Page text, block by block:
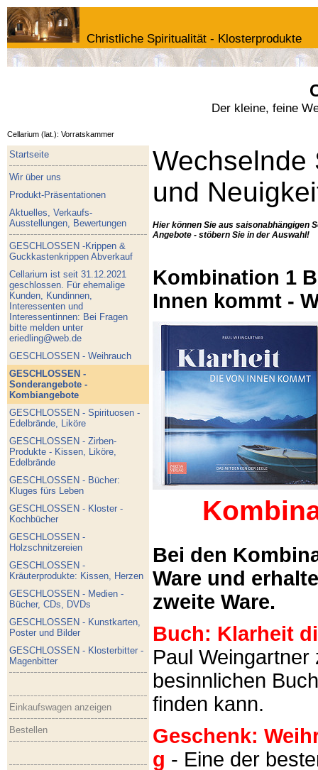
Christliche Spiritualität - Klosterprodukte
Der kleine, feine
Cellarium (lat.): Vorratskammer
Startseite
Wir über uns
Produkt-Präsentationen
Aktuelles, Verkaufs-
Ausstellungen, Bewertungen
GESCHLOSSEN -Krippen &
Guckkastenkrippen Abverkauf
Cellarium ist seit 31.12.2021
geschlossen. Für ehemalige
Kunden, Kundinnen,
Interessenten und
Interessentinnen: Bei Fragen
bitte melden unter
eriedling@web.de
GESCHLOSSEN - Weihrauch
GESCHLOSSEN -
Sonderangebote -
Kombiangebote
GESCHLOSSEN - Spirituosen -
Edelbrände, Liköre
GESCHLOSSEN - Zirben-
Produkte - Kissen, Liköre,
Edelbrände
GESCHLOSSEN - Bücher:
Kluges fürs Leben
GESCHLOSSEN - Kloster -
Kochbücher
GESCHLOSSEN -
Holzschnitzereien
GESCHLOSSEN -
Kräuterprodukte: Kissen, Herzen
GESCHLOSSEN - Medien -
Bücher, CDs, DVDs
GESCHLOSSEN - Kunstkarten,
Poster und Bilder
GESCHLOSSEN - Klosterbitter -
Magenbitter
Einkaufswagen anzeigen
Bestellen
Wechselnde
und
Hier können Sie aus saisonabhängigen
Angebote - stöbern Sie in der Auswahl!
Kombination 1
Innen kommt -
Bei den
Ware und
zweite Ware.
Buch: Klarheit
Paul
besinnlichen
finden kann.
Geschenk:
g - Eine der